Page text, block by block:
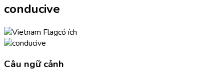
conducive
có ích
Câu ngữ cảnh